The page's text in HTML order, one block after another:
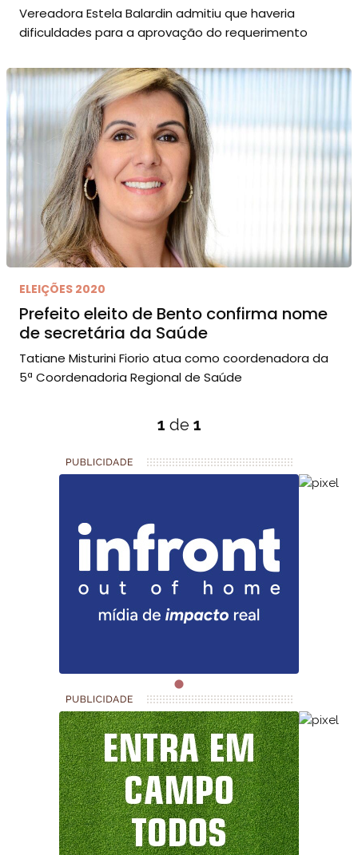
Vereadora Estela Balardin admitiu que haveria
dificuldades para a aprovação do requerimento
ELEIÇÕES 2020
Prefeito eleito de Bento confirma nome
de secretária da Saúde
Tatiane Misturini Fiorio atua como coordenadora da
5ª Coordenadoria Regional de Saúde
1 de 1